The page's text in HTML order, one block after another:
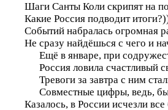
Шаги Санты Коли скрипят на
Какие Россия подводит
Событий набралась огромная
Не сразу найдёшься с чего и
Ещё в январе, при
Россия ловила счастливый
Тревоги за завтра с ним
Совместные цифры, ведь,
Казалось, в России исчезли